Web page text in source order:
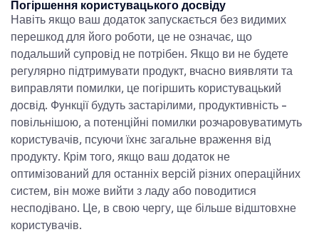
Погіршення користувацького досвіду
Навіть якщо ваш додаток запускається без видимих
перешкод для його роботи, це не означає, що
подальший супровід не потрібен. Якщо ви не будете
регулярно підтримувати продукт, вчасно виявляти та
виправляти помилки, це погіршить користувацький
досвід. Функції будуть застарілими, продуктивність -
повільнішою, а потенційні помилки розчаровуватимуть
користувачів, псуючи їхнє загальне враження від
продукту. Крім того, якщо ваш додаток не
оптимізований для останніх версій різних операційних
систем, він може вийти з ладу або поводитися
несподівано. Це, в свою чергу, ще більше відштовхне
користувачів.